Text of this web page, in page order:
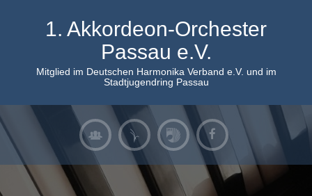
1. Akkordeon-Orchester
Passau e.V.
Mitglied im Deutschen Harmonika Verband e.V. und im
Stadtjugendring Passau